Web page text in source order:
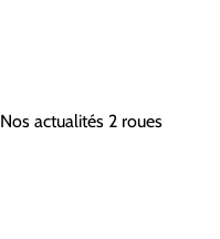
Nos actualités 2 roues